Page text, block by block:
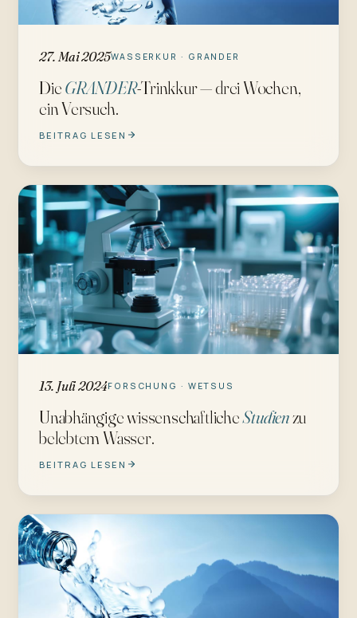
27. Mai 2025WASSERKUR · GRANDER
DieGRANDER-Trinkkur — drei Wochen,
ein Versuch.
BEITRAG LESEN
13. Juli 2024FORSCHUNG · WETSUS
Unabhängige wissenschaftlicheStudienzu
belebtem Wasser.
BEITRAG LESEN